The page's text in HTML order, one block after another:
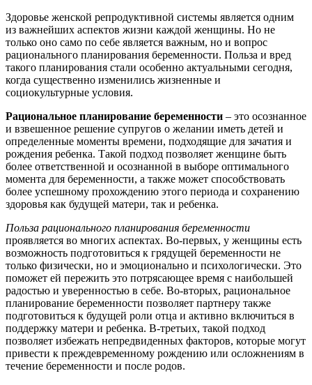
Здоровье женской репродуктивной системы является одним
из важнейших аспектов жизни каждой женщины. Но не
только оно само по себе является важным, но и вопрос
рационального планирования беременности. Польза и вред
такого планирования стали особенно актуальными сегодня,
когда существенно изменились жизненные и
социокультурные условия.
Рациональное планирование беременности – это осознанное
и взвешенное решение супругов о желании иметь детей и
определенные моменты времени, подходящие для зачатия и
рождения ребенка. Такой подход позволяет женщине быть
более ответственной и осознанной в выборе оптимального
момента для беременности, а также может способствовать
более успешному прохождению этого периода и сохранению
здоровья как будущей матери, так и ребенка.
Польза рационального планирования беременности
проявляется во многих аспектах. Во-первых, у женщины есть
возможность подготовиться к грядущей беременности не
только физически, но и эмоционально и психологически. Это
поможет ей пережить это потрясающее время с наибольшей
радостью и уверенностью в себе. Во-вторых, рациональное
планирование беременности позволяет партнеру также
подготовиться к будущей роли отца и активно включиться в
поддержку матери и ребенка. В-третьих, такой подход
позволяет избежать непредвиденных факторов, которые могут
привести к преждевременному рождению или осложнениям в
течение беременности и после родов.